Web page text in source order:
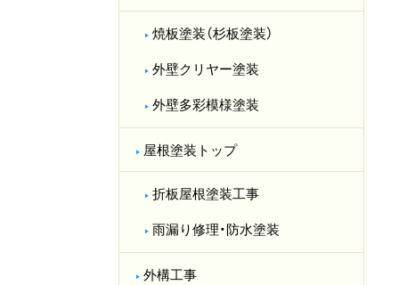
焼板塗装（杉板塗装）
外壁クリヤー塗装
外壁多彩模様塗装
屋根塗装トップ
折板屋根塗装工事
雨漏り修理・防水塗装
外構工事